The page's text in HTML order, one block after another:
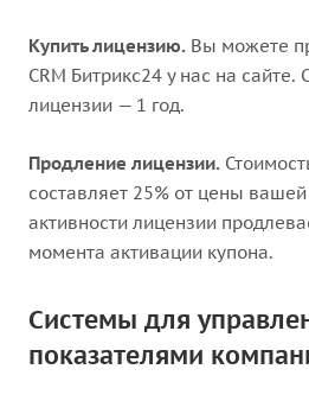
Купить лицензию. Вы можете
CRM Битрикс24 у нас на сайте.
лицензии — 1 год.
Продление лицензии.
составляет 25% от цены
активности лицензии
момента активации купона.
Системы для
показателями